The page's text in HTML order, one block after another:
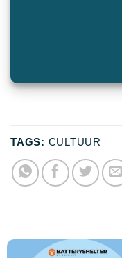
TAGS: CULTUUR